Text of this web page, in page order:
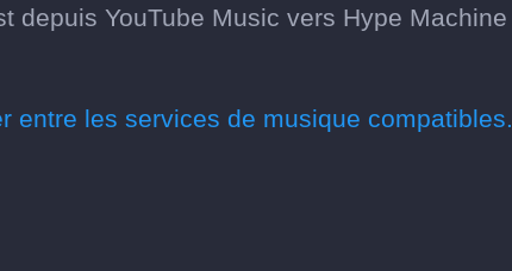
depuis YouTube Music vers Hype Machine
entre les services de musique compatibles.